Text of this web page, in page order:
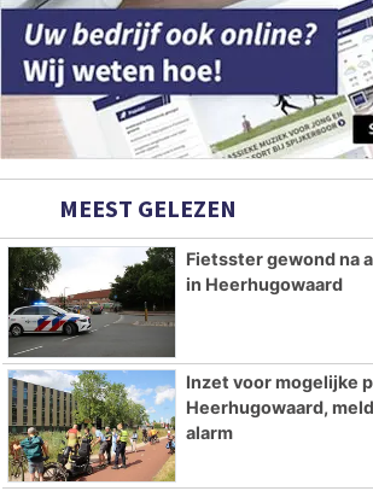
MEEST GELEZEN
Fietsster gewond na
in Heerhugowaard
Inzet voor mogelijke
Heerhugowaard,
alarm